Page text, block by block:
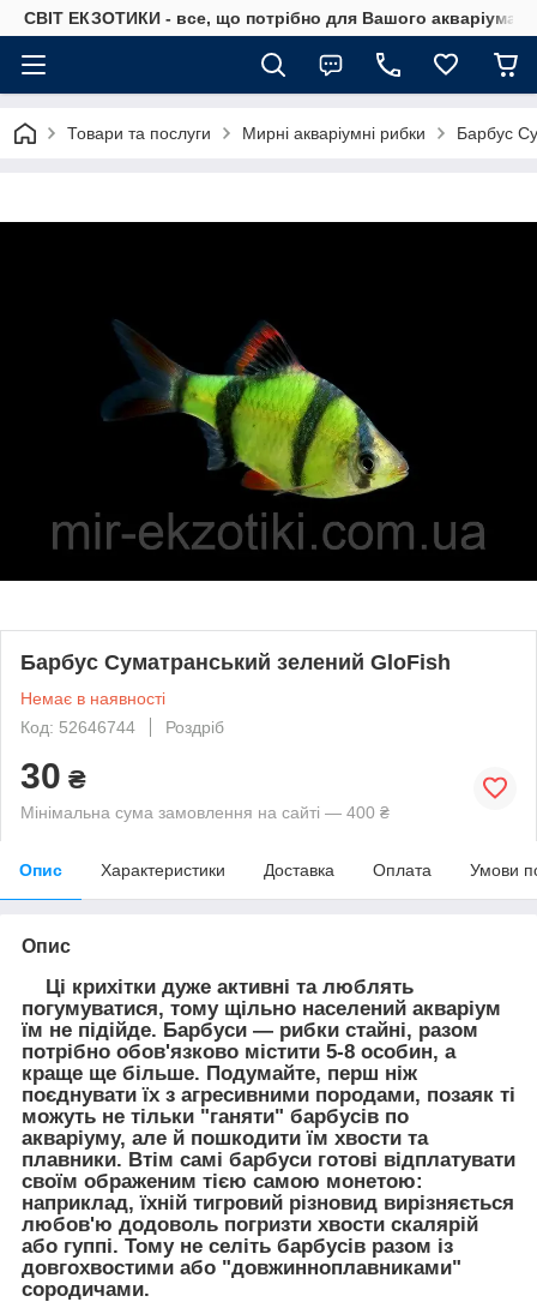
СВІТ ЕКЗОТИКИ - все, що потрібно для Вашого акваріума
Товари та послуги Мирні акваріумні рибки Барбус
Барбус Суматранський зелений GloFish
Немає в наявності
Код: 52646744
Роздріб
30 ₴
Мінімальна сума замовлення на сайті — 400 ₴
Опис Характеристики Доставка Оплата Умови
Опис
Ці крихітки дуже активні та люблять
погумуватися, тому щільно населений акваріум
їм не підійде. Барбуси — рибки стайні, разом
потрібно обов'язково містити 5-8 особин, а
краще ще більше. Подумайте, перш ніж
поєднувати їх з агресивними породами, позаяк ті
можуть не тільки "ганяти" барбусів по
акваріуму, але й пошкодити їм хвости та
плавники. Втім самі барбуси готові відплатувати
своїм ображеним тією самою монетою:
наприклад, їхній тигровий різновид вирізняється
любов'ю додоволь погризти хвости скалярій
або гуппі. Тому не селіть барбусів разом із
довгохвостими або "довжинноплавниками"
сородичами.